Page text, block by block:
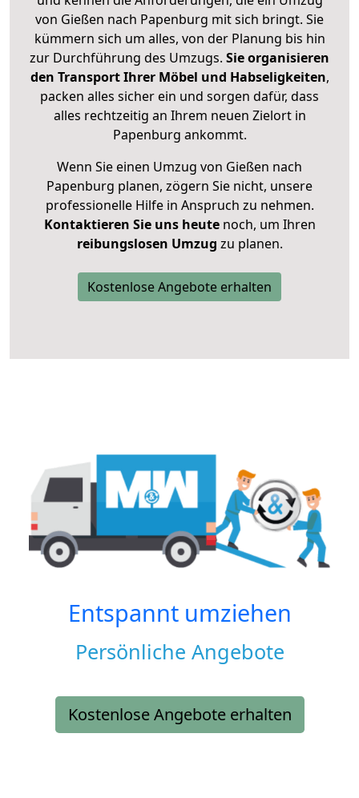
von Gießen nach Papenburg mit sich bringt. Sie
kümmern sich um alles, von der Planung bis hin
zur Durchführung des Umzugs. Sie organisieren
den Transport Ihrer Möbel und Habseligkeiten,
packen alles sicher ein und sorgen dafür, dass
alles rechtzeitig an Ihrem neuen Zielort in
Papenburg ankommt.
Wenn Sie einen Umzug von Gießen nach
Papenburg planen, zögern Sie nicht, unsere
professionelle Hilfe in Anspruch zu nehmen.
Kontaktieren Sie uns heutenoch, um Ihren
reibungslosen Umzug zu planen.
Kostenlose Angebote erhalten
Entspannt umziehen
Persönliche Angebote
Kostenlose Angebote erhalten